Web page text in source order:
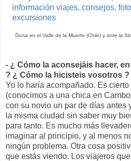
Duna en el Valle de la Muerte (Chile) y ante la
- ¿ Cómo la aconsejáis hacer,
? ¿ Cómo la hicisteis vosotros ?
Yo lo haría acompañado. Es cierto
(conocimos a una chica en
con su novio un par de días antes
la misma ciudad sin saber muy
para tanto. Es mucho más
imaginar al principio, y al menos
ningún problema. Otra cosa
que estás viendo. Los viajeros